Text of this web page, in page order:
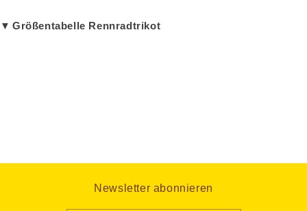
▼ Größentabelle Rennradtrikot
Newsletter abonnieren